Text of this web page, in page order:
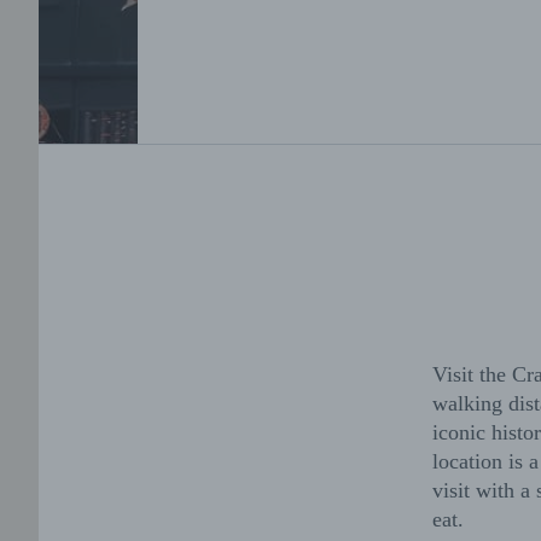
Visit the
walking
iconic
location is
visit with a
eat.